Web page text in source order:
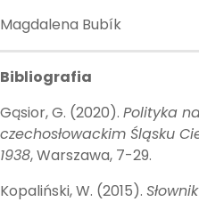
Magdalena Bubík
Bibliografia
Gąsior, G. (2020). Polityka
czechosłowackim Śląsku
1938, Warszawa, 7-29.
Kopaliński, W. (2015).